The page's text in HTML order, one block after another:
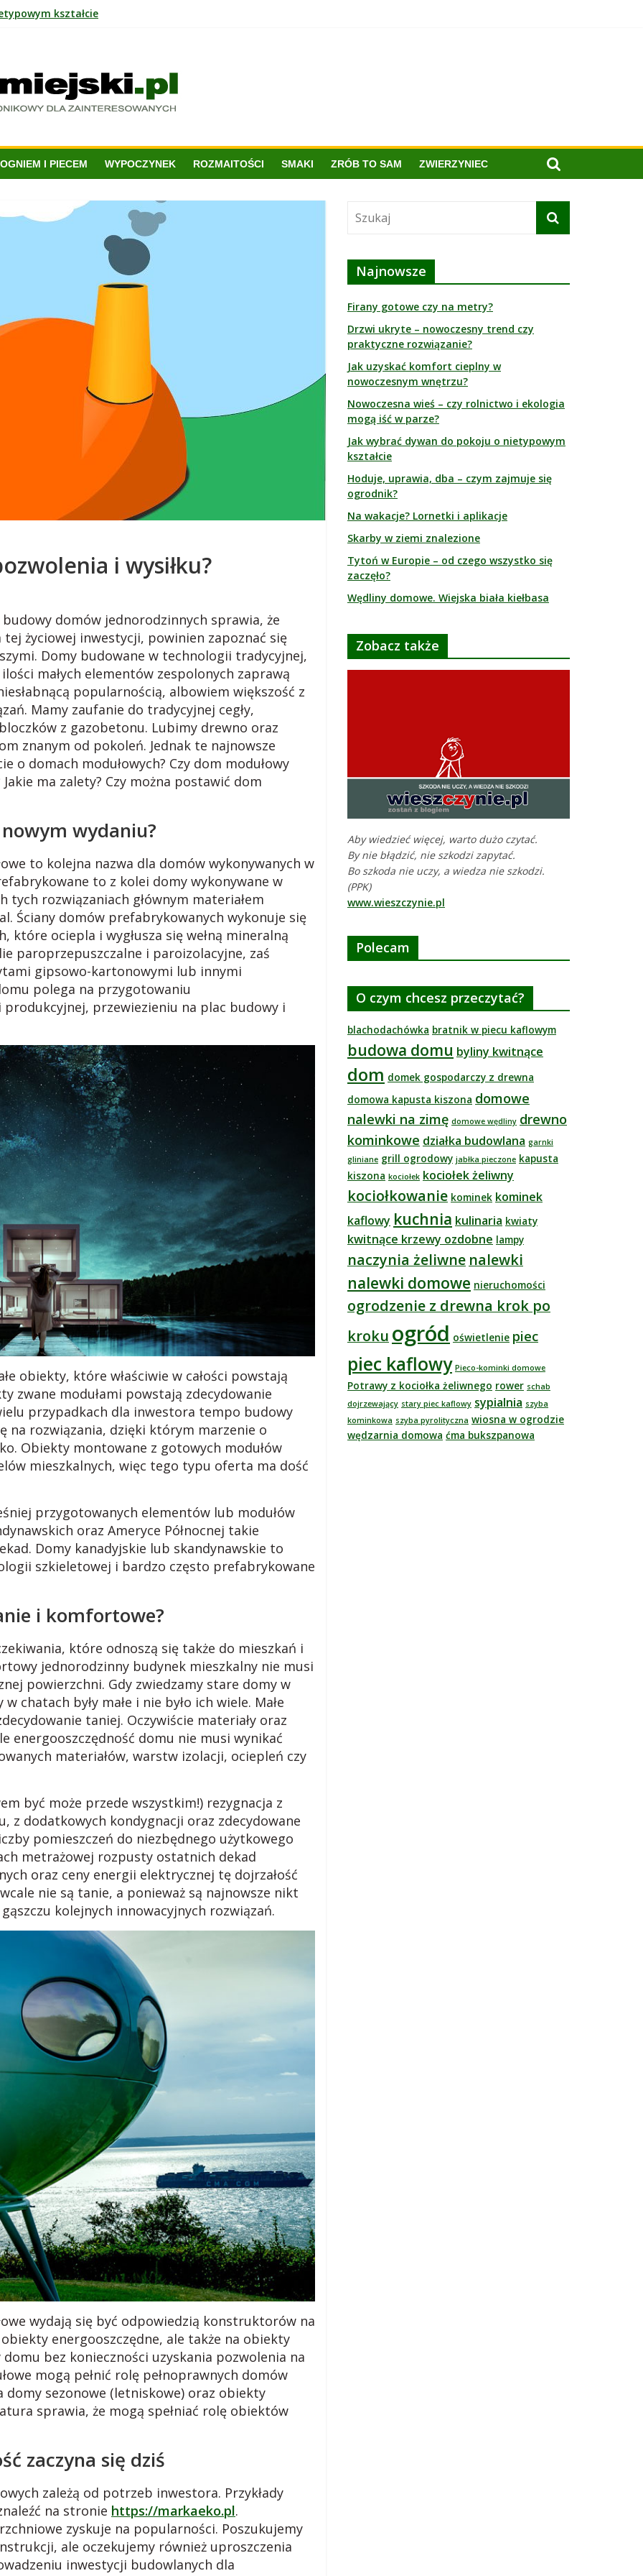
kształcie
praktyczne rozwiązanie?
wnętrzu?
ekologia mogą iść w parze?
OGNIEM I PIECEM WYPOCZYNEK ROZMAITOŚCI SMAKI ZRÓB TO SAM ZWIERZYNIEC
i wysiłku?
domów jednorodzinnych sprawia, że
życiowej inwestycji, powinien zapoznać się
Domy budowane w technologii tradycyjnej,
małych elementów zespolonych zaprawą
popularnością, albowiem większość z
Mamy zaufanie do tradycyjnej cegły,
z gazobetonu. Lubimy drewno oraz
znanym od pokoleń. Jednak te najnowsze
o domach modułowych? Czy dom modułowy
ma zalety? Czy można postawić dom
wydaniu?
to kolejna nazwa dla domów wykonywanych w
to z kolei domy wykonywane w
rozwiązaniach głównym materiałem
Ściany domów prefabrykowanych wykonuje się
które ociepla i wygłusza się wełną mineralną
paroprzepuszczalne i paroizolacyjne, zaś
gipsowo-kartonowymi lub innymi
polega na przygotowaniu
przewiezieniu na plac budowy i
obiekty, które właściwie w całości powstają
zwane modułami powstają zdecydowanie
przypadkach dla inwestora tempo budowy
na rozwiązania, dzięki którym marzenie o
Obiekty montowane z gotowych modułów
mieszkalnych, więc tego typu oferta ma dość
przygotowanych elementów lub modułów
oraz Ameryce Północnej takie
Domy kanadyjskie lub skandynawskie to
szkieletowej i bardzo często prefabrykowane
i komfortowe?
które odnoszą się także do mieszkań i
jednorodzinny budynek mieszkalny nie musi
powierzchni. Gdy zwiedzamy stare domy w
chatach były małe i nie było ich wiele. Małe
taniej. Oczywiście materiały oraz
energooszczędność domu nie musi wynikać
materiałów, warstw izolacji, ociepleń czy
być może przede wszystkim!) rezygnacja z
z dodatkowych kondygnacji oraz zdecydowane
pomieszczeń do niezbędnego użytkowego
metrażowej rozpusty ostatnich dekad
oraz ceny energii elektrycznej tę dojrzałość
nie są tanie, a ponieważ są najnowsze nikt
kolejnych innowacyjnych rozwiązań.
wydają się być odpowiedzią konstruktorów na
energooszczędne, ale także na obiekty
bez konieczności uzyskania pozwolenia na
mogą pełnić rolę pełnoprawnych domów
domy sezonowe (letniskowe) oraz obiekty
sprawia, że mogą spełniać rolę obiektów
zaczyna się dziś
zależą od potrzeb inwestora. Przykłady
na stronie https://markaeko.pl.
zyskuje na popularności. Poszukujemy
ale oczekujemy również uproszczenia
inwestycji budowlanych dla
Najnowsze
Firany gotowe czy na metry?
Drzwi ukryte – nowoczesny trend czy
praktyczne rozwiązanie?
Jak uzyskać komfort cieplny w
nowoczesnym wnętrzu?
Nowoczesna wieś – czy rolnictwo i ekologia
mogą iść w parze?
Jak wybrać dywan do pokoju o nietypowym
kształcie
Hoduje, uprawia, dba – czym zajmuje się
ogrodnik?
Na wakacje? Lornetki i aplikacje
Skarby w ziemi znalezione
Tytoń w Europie – od czego wszystko się
zaczęło?
Wędliny domowe. Wiejska biała kiełbasa
Zobacz także
Aby wiedzieć więcej, warto dużo czytać.
By nie błądzić, nie szkodzi zapytać.
Bo szkoda nie uczy, a wiedza nie szkodzi.
(PPK)
www.wieszczynie.pl
Polecam
O czym chcesz przeczytać?
blachodachówka bratnik w piecu kaflowym
budowa domu byliny kwitnące
dom domek gospodarczy z drewna
domowa kapusta kiszona domowe
nalewki na zimę domowe wędliny drewno
kominkowe działka budowlana garnki
gliniane grill ogrodowy jabłka pieczone kapusta
kiszona kociołek kociołek żeliwny
kociołkowanie kominek kominek
kaflowy kuchnia kulinaria kwiaty
kwitnące krzewy ozdobne lampy
naczynia żeliwne nalewki
nalewki domowe nieruchomości
ogrodzenie z drewna krok po
kroku ogród oświetlenie piec
piec kaflowy Pieco-kominki domowe
Potrawy z kociołka żeliwnego rower schab
dojrzewający stary piec kaflowy sypialnia szyba
kominkowa szyba pyrolityczna wiosna w ogrodzie
wędzarnia domowa ćma bukszpanowa